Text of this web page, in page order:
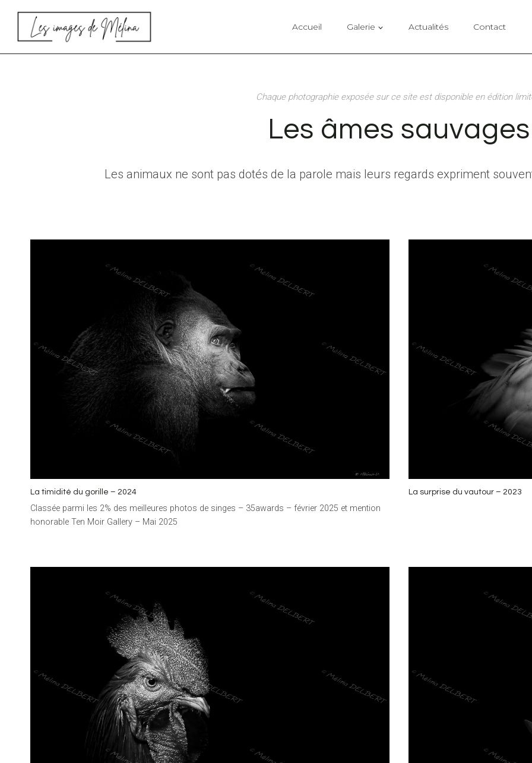
Aller
Accueil Galerie Actualités Contact
Chaque photographie exposée sur ce site est disponible en édition
Les âmes sauvages
Les animaux ne sont pas dotés de la parole mais leurs regards expriment
La timidité du gorille – 2024
Classée parmi les 2% des meilleures photos de singes – 35awards – février 2025 et mention
honorable Ten Moir Gallery – Mai 2025
La surprise du vautour – 2023